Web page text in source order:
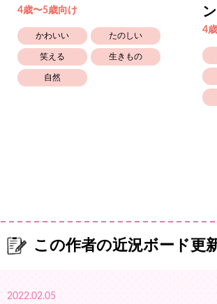
4歳〜5歳向け
かわいい たのしい
笑える 生きもの
自然
4
この作者の近況ボード更
2022.02.05